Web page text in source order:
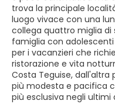
trova la principale
luogo vivace con una
collega quattro miglia di
famiglia con
per i vacanzieri che
ristorazione e vita
Costa Teguise,
più modesta e pacifica
più esclusiva negli